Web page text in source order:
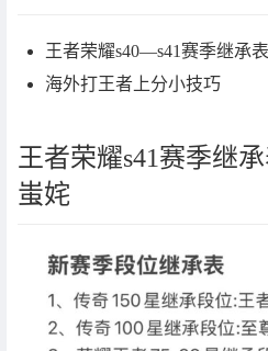
王者荣耀s40—s41赛季继承表
海外打王者上分小技巧
王者荣耀s41赛季继
蚩姹